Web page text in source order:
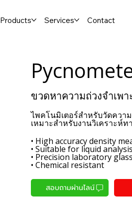
Products Services Contact
ขวดหาความถ่วงจำเพา
ไพคโนมิเตอร์สำหรับวัดควา
เหมาะสำหรับงานวิเคราะห์
• High accuracy density
• Suitable for liquid analysis
• Precision laboratory
• Chemical resistant
สอบถามผ่านไลน์